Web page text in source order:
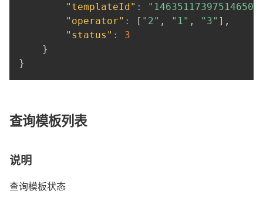
"templateId" :
"operator" : [ "2" , "1" , "3" ] ,
"status" :
3
}
}
查询模板列表
说明
查询模板状态